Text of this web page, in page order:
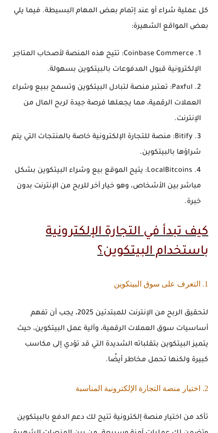
كل عملية شراء أو عند إتمام بعض المهام البسيطة. فيما يلي
بعض المواقع الشهيرة:
Coinbase Commerce: تتيح هذه المنصة لأصحاب المتاجر
الإلكترونية قبول المدفوعات بالبيتكوين بسهولة.
Paxful: تعتبر منصة لتبادل البيتكوين وتسمح ببيع وشراء
العملات الرقمية، مما يجعلها فرصة جيدة لربح المال من
الإنترنت.
Bitify: منصة للتجارة الإلكترونية خاصة بالمنتجات التي يتم
شراؤها بالبيتكوين.
LocalBitcoins: يتيح الموقع بيع وشراء البيتكوين بشكل
مباشر بين الأشخاص، وهو خيار آخرللربح من الإنترنت بدون
خبرة.
كيف تبدأ في التجارة الإلكترونية
باستخدام البيتكوين؟
1. التعرف على سوق البيتكوين
لتحقيق الربح من الإنترنت للمبتدئين 2025
، يجب أن تفهم
أساسيات سوق العملات الرقمية، وآلية عمل البيتكوين، حيث
يتميز البيتكوين بتقلباته الشديدة التي قد تؤدي إلى مكاسب
كبيرة ولكنها تحمل مخاطر أيضًا.
2. اختيار منصة التجارة الإلكترونية المناسبة
تأكد من اختيار منصة إلكترونية تتيح لك دعم الدفع بالبيتكوين